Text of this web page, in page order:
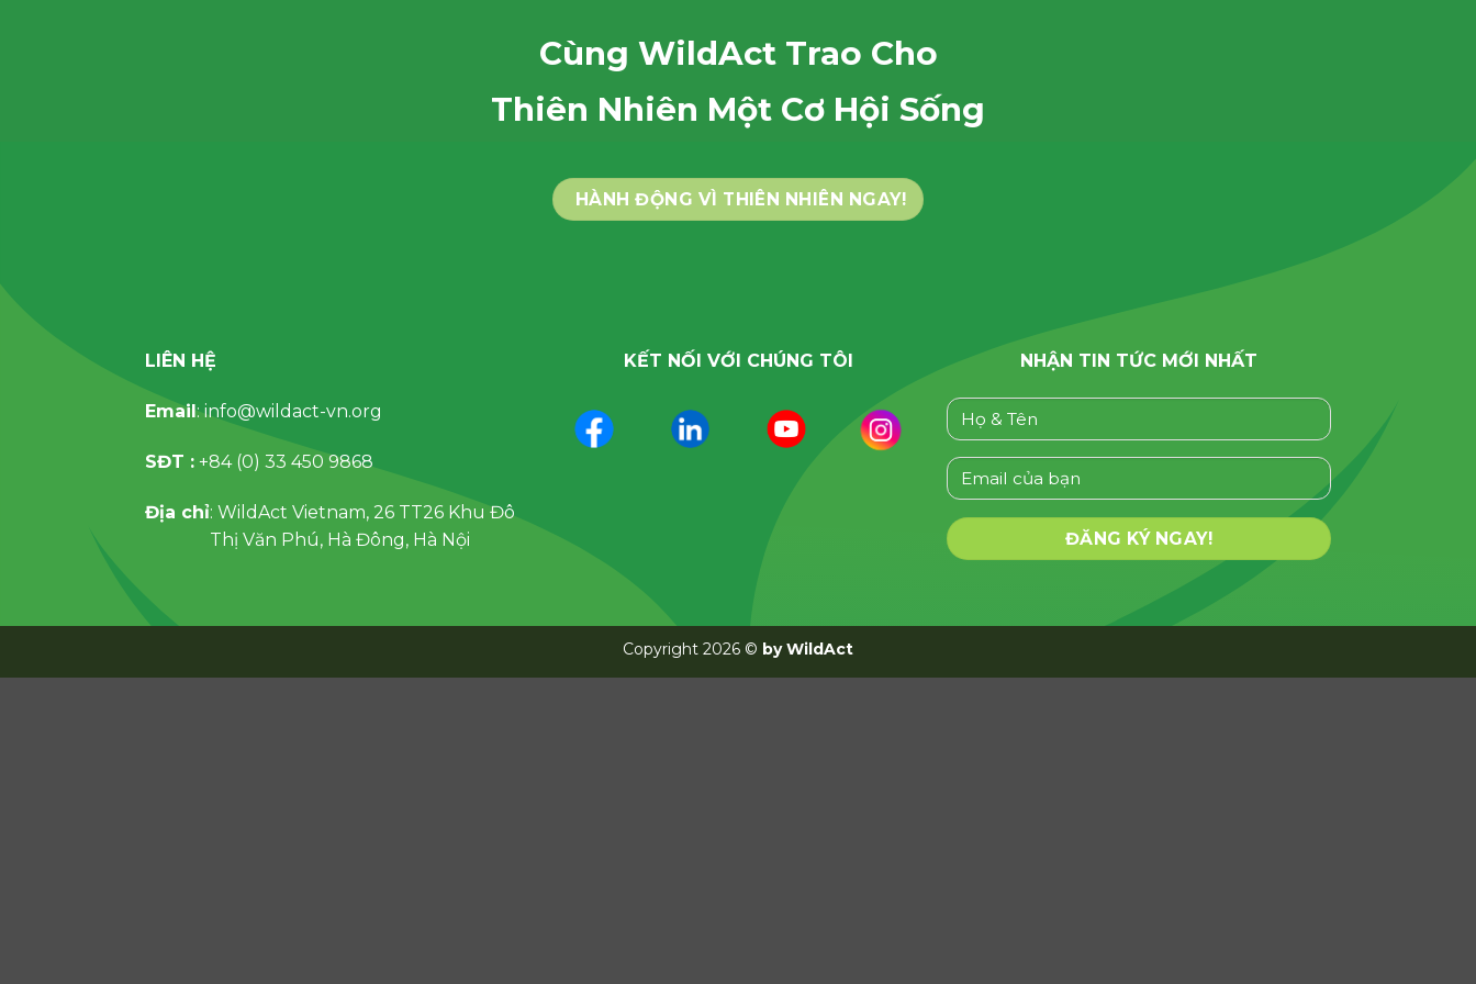
Cùng WildAct Trao Cho
Thiên Nhiên Một Cơ Hội Sống
HÀNH ĐỘNG VÌ THIÊN NHIÊN NGAY!
LIÊN HỆ
Email: info@wildact-vn.org
SĐT : +84 (0) 33 450 9868
Địa chỉ: WildAct Vietnam, 26 TT26 Khu Đô
Thị Văn Phú, Hà Đông, Hà Nội
KẾT NỐI VỚI CHÚNG TÔI NHẬN TIN TỨC MỚI NHẤT
Please leave this field empty.
Copyright 2026 © by WildAct